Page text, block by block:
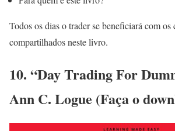
Todos os dias o trader se beneficiará com os
compartilhados neste livro.
10. “Day Trading For
Ann C. Logue (Faça o